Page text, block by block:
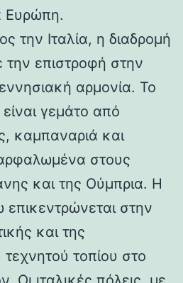
Ευρώπη.
την Ιταλία, η διαδρομή
επιστροφή στην
αρμονία. Το
γεμάτο από
καμπαναριά και
στους
και της Ούμπρια. Η
επικεντρώνεται στην
και της
τοπίου στο